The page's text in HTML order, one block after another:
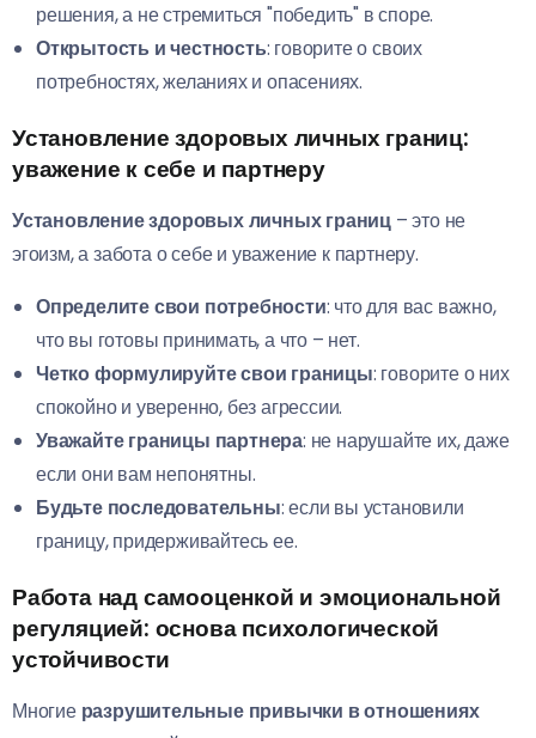
решения, а не стремиться "победить" в споре.
Открытость и честность: говорите о своих
потребностях, желаниях и опасениях.
Установление здоровых личных границ:
уважение к себе и партнеру
Установление здоровых личных границ – это не
эгоизм, а забота о себе и уважение к партнеру.
Определите свои потребности: что для вас важно,
что вы готовы принимать, а что – нет.
Четко формулируйте свои границы: говорите о них
спокойно и уверенно, без агрессии.
Уважайте границы партнера: не нарушайте их, даже
если они вам непонятны.
Будьте последовательны: если вы установили
границу, придерживайтесь ее.
Работа над самооценкой и эмоциональной
регуляцией: основа психологической
устойчивости
Многие разрушительные привычки в отношениях